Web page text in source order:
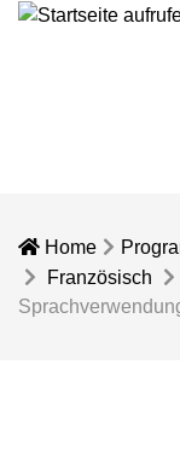
Home
Französisch